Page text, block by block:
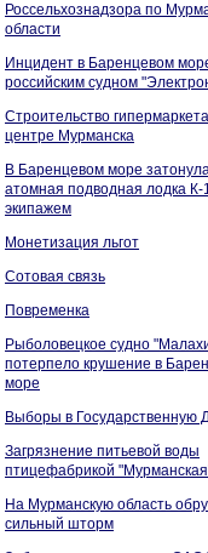
Россельхознадзора по
области
Инцидент в Баренцевом
российским судном
Строительство
центре Мурманска
В Баренцевом море
атомная подводная лодка К-
экипажем
Монетизация льгот
Сотовая связь
Повременка
Рыболовецкое судно
потерпело крушение в
море
Выборы в Государственную
Загрязнение питьевой воды
птицефабрикой
На Мурманскую область
сильный шторм